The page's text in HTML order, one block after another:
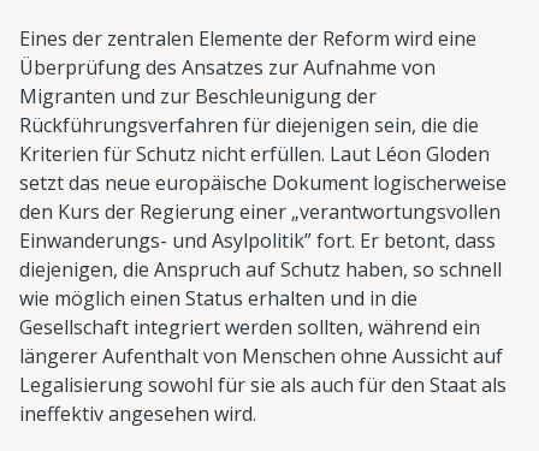
Eines der zentralen Elemente der Reform wird eine
Überprüfung des Ansatzes zur Aufnahme von
Migranten und zur Beschleunigung der
Rückführungsverfahren für diejenigen sein, die die
Kriterien für Schutz nicht erfüllen. Laut Léon Gloden
setzt das neue europäische Dokument logischerweise
den Kurs der Regierung einer „verantwortungsvollen
Einwanderungs- und Asylpolitik” fort. Er betont, dass
diejenigen, die Anspruch auf Schutz haben, so schnell
wie möglich einen Status erhalten und in die
Gesellschaft integriert werden sollten, während ein
längerer Aufenthalt von Menschen ohne Aussicht auf
Legalisierung sowohl für sie als auch für den Staat als
ineffektiv angesehen wird.